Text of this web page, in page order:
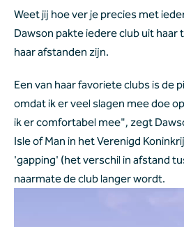
Weet jij hoe ver je precies met
Dawson pakte iedere club uit haar
haar afstanden zijn.
Een van haar favoriete clubs is de
omdat ik er veel slagen mee doe
ik er comfortabel mee", zegt
Isle of Man in het Verenigd
'gapping' (het verschil in afstand
naarmate de club langer wordt.